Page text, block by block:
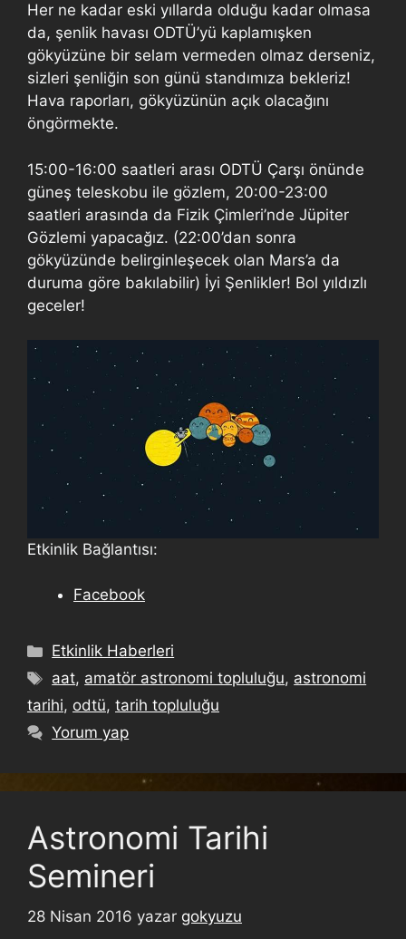
Her ne kadar eski yıllarda olduğu kadar olmasa
da, şenlik havası ODTÜ’yü kaplamışken
gökyüzüne bir selam vermeden olmaz derseniz,
sizleri şenliğin son günü standımıza bekleriz!
Hava raporları, gökyüzünün açık olacağını
öngörmekte.
15:00-16:00 saatleri arası ODTÜ Çarşı önünde
güneş teleskobu ile gözlem, 20:00-23:00
saatleri arasında da Fizik Çimleri’nde Jüpiter
Gözlemi yapacağız. (22:00’dan sonra
gökyüzünde belirginleşecek olan Mars’a da
duruma göre bakılabilir) İyi Şenlikler! Bol yıldızlı
geceler!
Etkinlik Bağlantısı:
Facebook
Etkinlik Haberleri
aat, amatör astronomi topluluğu, astronomi
tarihi, odtü, tarih topluluğu
Yorum yap
Astronomi Tarihi
Semineri
28 Nisan 2016 yazar gokyuzu